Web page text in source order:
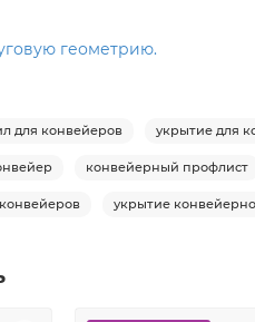
геометрию.
для конвейеров укрытие для
конвейерный профлист
укрытие